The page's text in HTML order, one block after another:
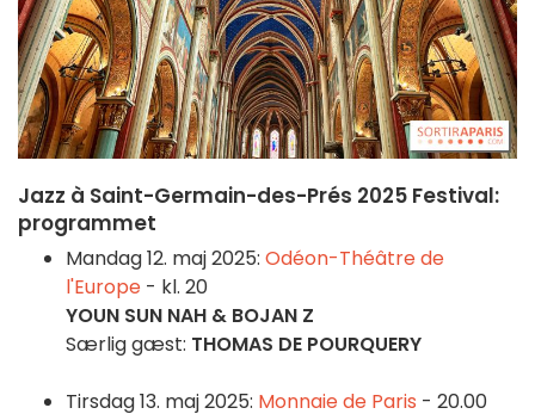
Jazz à Saint-Germain-des-Prés 2025 Festival:
programmet
Mandag 12. maj 2025: Odéon-Théâtre de
l'Europe - kl. 20
YOUN SUN NAH & BOJAN Z
Særlig gæst: THOMAS DE POURQUERY
Tirsdag 13. maj 2025: Monnaie de Paris - 20.00